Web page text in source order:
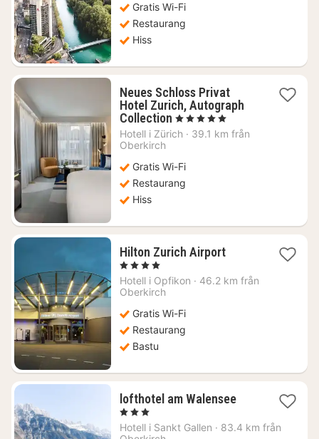
Gratis Wi-Fi
Restaurang
Hiss
Neues Schloss Privat
Hotel Zurich, Autograph
Collection 1
natt
kr.
, 5 Stjärnor
Hotell i Zürich · 39.1 km från
Oberkirch
Gratis Wi-Fi
Restaurang
Hiss
Hilton Zurich Airport1
från
, 4 Stjärnor
Hotell i Opfikon · 46.2 km från
Oberkirch
Gratis Wi-Fi
Restaurang
Bastu
lofthotel am Walensee1
från
, 3 Stjärnor
Hotell i Sankt Gallen · 83.4 km från